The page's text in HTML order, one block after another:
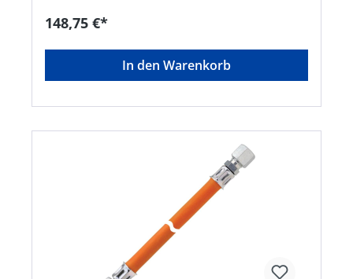
148,75 €*
In den Warenkorb